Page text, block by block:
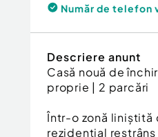
Număr de telefon
Descriere anunt
Casă nouă de
proprie | 2 parcări
Într-o zonă liniștită
rezidențial